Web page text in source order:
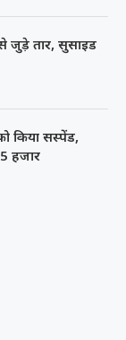
जुड़े तार, सुसाइड
किया सस्पेंड,
हजार